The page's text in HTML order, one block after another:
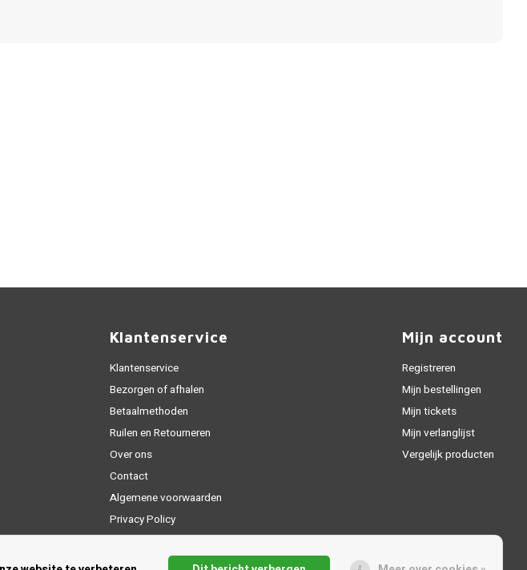
Klantenservice
Klantenservice
Bezorgen of afhalen
Betaalmethoden
Ruilen en Retourneren
Over ons
Contact
Algemene voorwaarden
Privacy Policy
Mijn account
Registreren
Mijn bestellingen
Mijn tickets
Mijn verlanglijst
Vergelijk producten